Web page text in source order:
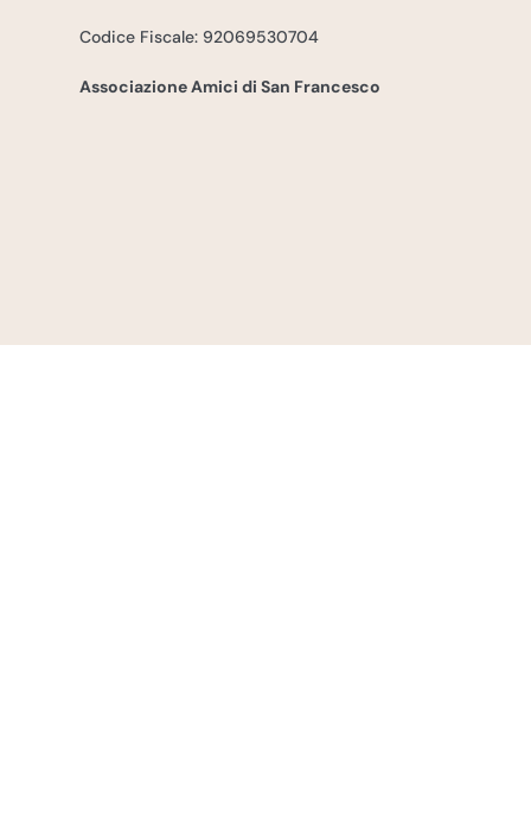
Codice Fiscale: 92069530704
Associazione Amici di San Francesco